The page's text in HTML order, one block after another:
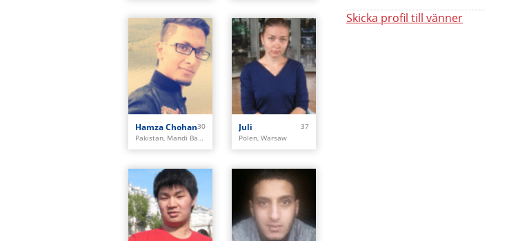
Hamza Chohan30
Pakistan, Mandi Bahauddin
Juli
37
Polen, Warsaw
Skicka profil till vänner